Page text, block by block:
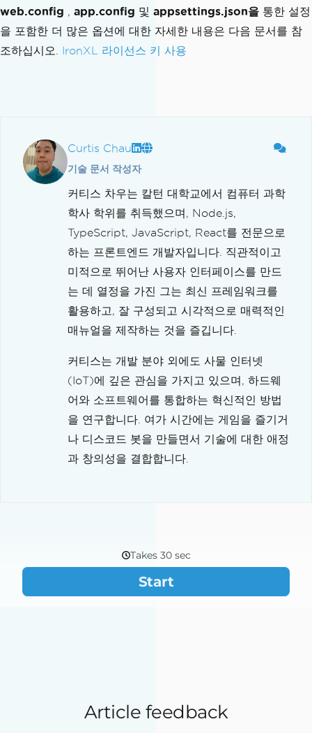
web.config , app.config 및 appsettings.json을 통한 설정
을 포함한 더 많은 옵션에 대한 자세한 내용은 다음 문서를 참
조하십시오. IronXL 라이선스 키 사용
Curtis Chau
기술 문서 작성자
커티스 차우는 칼턴 대학교에서 컴퓨터 과학
학사 학위를 취득했으며, Node.js,
TypeScript, JavaScript, React를 전문으로
하는 프론트엔드 개발자입니다. 직관적이고
미적으로 뛰어난 사용자 인터페이스를 만드
는 데 열정을 가진 그는 최신 프레임워크를
활용하고, 잘 구성되고 시각적으로 매력적인
매뉴얼을 제작하는 것을 즐깁니다.
커티스는 개발 분야 외에도 사물 인터넷
(IoT)에 깊은 관심을 가지고 있으며, 하드웨
어와 소프트웨어를 통합하는 혁신적인 방법
을 연구합니다. 여가 시간에는 게임을 즐기거
나 디스코드 봇을 만들면서 기술에 대한 애정
과 창의성을 결합합니다.